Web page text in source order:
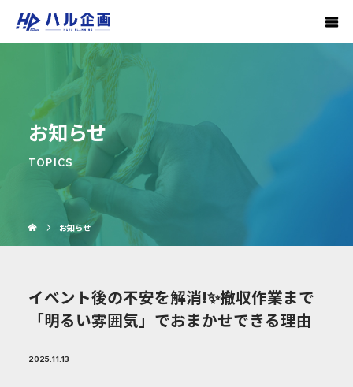
お知らせ
TOPICS
お知らせ
イベント後の不安を解消!✨撤収作業まで
「明るい雰囲気」でおまかせできる理由
2025.11.13